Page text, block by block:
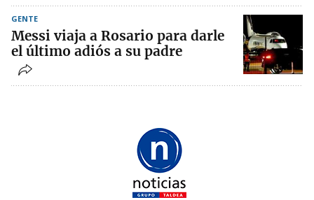
GENTE
Messi viaja a Rosario para darle
el último adiós a su padre